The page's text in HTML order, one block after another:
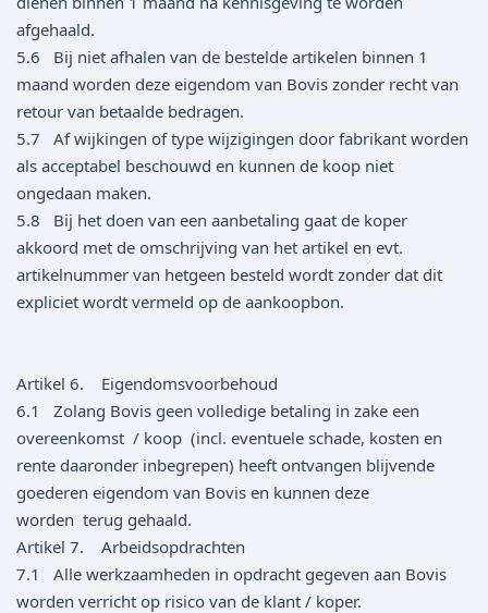
afgehaald.
5.6 Bij niet afhalen van de bestelde artikelen binnen 1
maand worden deze eigendom van Bovis zonder recht van
retour van betaalde bedragen.
5.7 Af wijkingen of type wijzigingen door fabrikant worden
als acceptabel beschouwd en kunnen de koop niet
ongedaan maken.
5.8 Bij het doen van een aanbetaling gaat de koper
akkoord met de omschrijving van het artikel en evt.
artikelnummer van hetgeen besteld wordt zonder dat dit
expliciet wordt vermeld op de aankoopbon.
Artikel 6. Eigendomsvoorbehoud
6.1 Zolang Bovis geen volledige betaling in zake een
overeenkomst / koop (incl. eventuele schade, kosten en
rente daaronder inbegrepen) heeft ontvangen blijvende
goederen eigendom van Bovis en kunnen deze
worden terug gehaald.
Artikel 7. Arbeidsopdrachten
7.1 Alle werkzaamheden in opdracht gegeven aan Bovis
worden verricht op risico van de klant / koper.